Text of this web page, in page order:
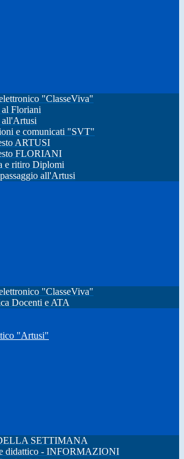
"ClasseViva"
Floriani
e comunicati "SVT"
ARTUSI
FLORIANI
e ritiro Diplomi
all'Artusi
"ClasseViva"
Docenti e ATA
"Artusi"
SETTIMANA
didattico - INFORMAZIONI